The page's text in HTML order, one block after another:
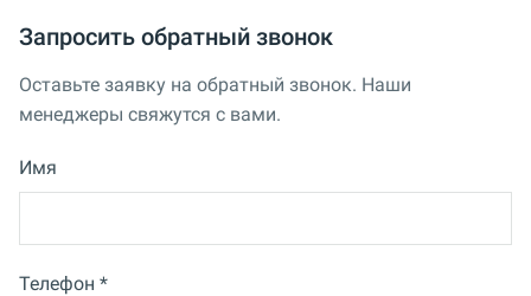
Запросить обратный звонок
Оставьте заявку на обратный звонок. Наши
менеджеры свяжутся с вами.
Имя
Телефон *